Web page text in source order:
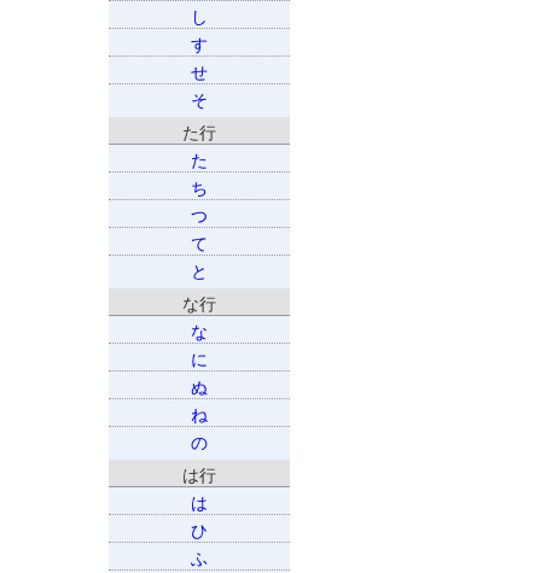
し
す
せ
そ
た行
た
ち
つ
て
と
な行
な
に
ぬ
ね
の
は行
は
ひ
ふ